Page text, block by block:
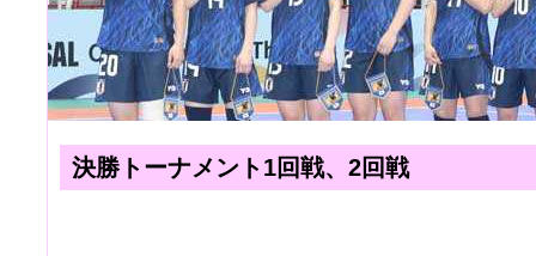
決勝トーナメント1回戦、2回戦